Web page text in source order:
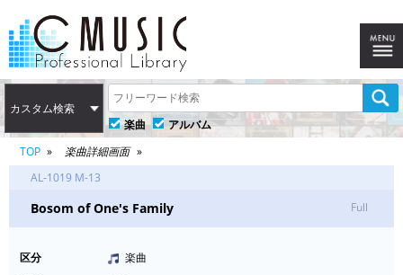
カスタム検索
楽曲
アルバム
TOP
楽曲詳細画面
AL-1019 M-13
Bosom of One's Family Full
区分
楽曲